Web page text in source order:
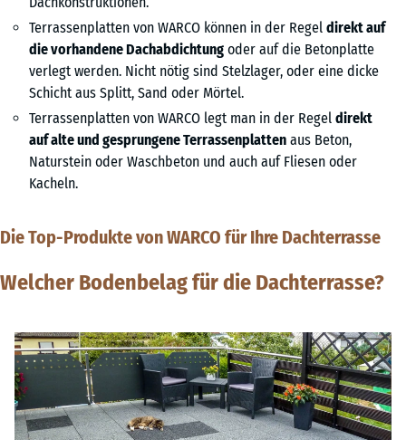
Terrassenplatten von WARCO können in der Regel direkt auf
die vorhandene Dachabdichtung oder auf die Betonplatte
verlegt werden. Nicht nötig sind Stelzlager, oder eine dicke
Schicht aus Splitt, Sand oder Mörtel.
Terrassenplatten von WARCO legt man in der Regel direkt
auf alte und gesprungene Terrassenplatten aus Beton,
Naturstein oder Waschbeton und auch auf Fliesen oder
Kacheln.
Die Top-Produkte von WARCO für Ihre Dachterrasse
Welcher Bodenbelag für die Dachterrasse?